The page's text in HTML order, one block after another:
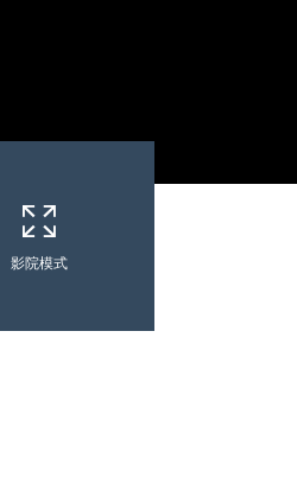
影院模式